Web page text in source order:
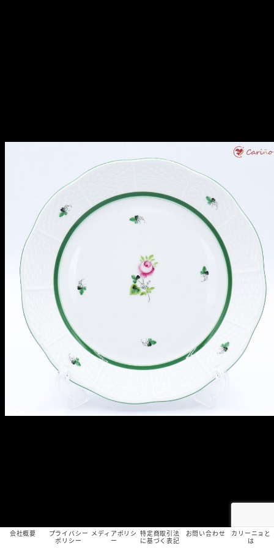
会社概要
プライバシー
ポリシー
メディアポリシ
ー
特定商取引法
に基づく表記
お問い合わせ
カリーニョと
は